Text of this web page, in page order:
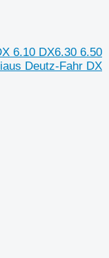
6.10 DX6.30 6.50
Deutz-Fahr DX